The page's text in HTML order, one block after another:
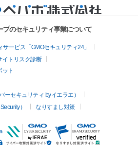
のセキュリティ事業について
ービス「GMOセキュリティ24」
イトリスク診断
ット
ーセキュリティ byイエラエ）
）
なりすまし対策